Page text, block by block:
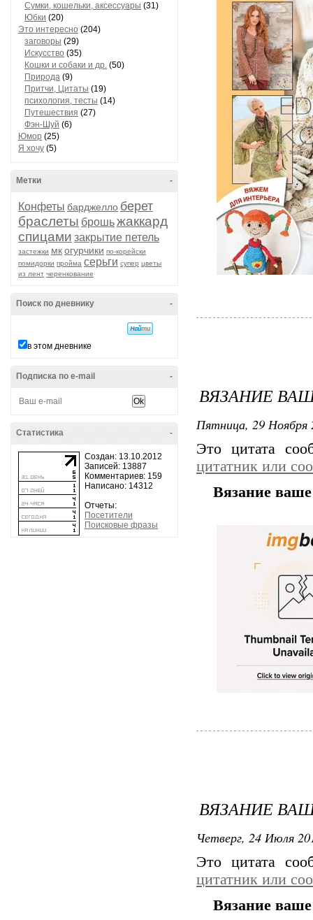
Сумки, кошельки, аксессуары (31)
Юбки (20)
Это интересно (204)
заговоры (29)
Искусство (35)
Кошки и собаки и др. (50)
Природа (9)
Притчи, Цитаты (19)
психология, тесты (14)
Путешествия (27)
Фэн-Шуй (6)
Юмор (25)
Я хочу (5)
-
Метки
Конфеты барджелло берет
браслеты брошьжаккард
спицами закрытие петель
застежки мкогурчики по-корейски
помидорки пройма серьги супер цветы
из лент черенкование
-
Поиск по дневнику
в этом дневнике
-
Подписка по e-mail
-
Статистика
Создан: 13.10.2012
Записей: 13887
Комментариев: 159
Написано: 14312
Отчеты:
Посетители
Поисковые фразы
ВЯЗАНИЕ
Пятница, 29 Ноября
Это цитата
цитатник или
Вязание
ВЯЗАНИЕ
Четверг, 24 Июля
Это цитата
цитатник или
Вязание